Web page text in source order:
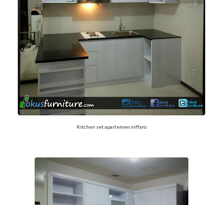
Kitchen set apartemen niffaro